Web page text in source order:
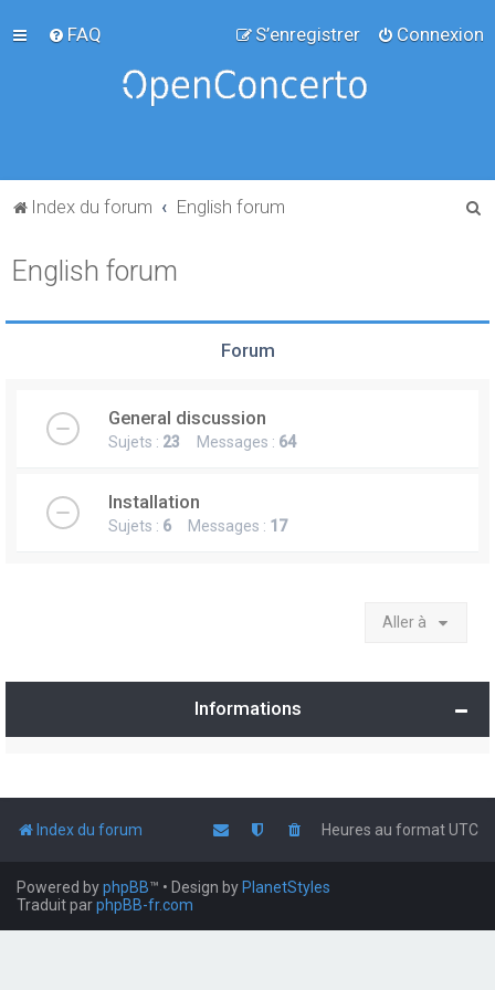
FAQ Connexion
S’enregistrer
Index du forum English forum
e
English forum
Forum
General discussion
Sujets : 23 Messages : 64
Installation
Sujets : 6 Messages : 17
Aller à
Informations
Index du forum Heures au formatUTC
Powered byphpBB™ • Design by PlanetStyles
Traduit parphpBB-fr.com